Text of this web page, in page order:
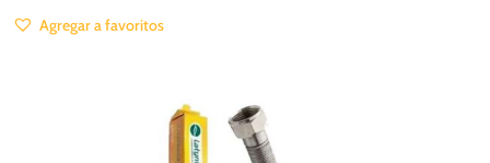
Agregar a favoritos